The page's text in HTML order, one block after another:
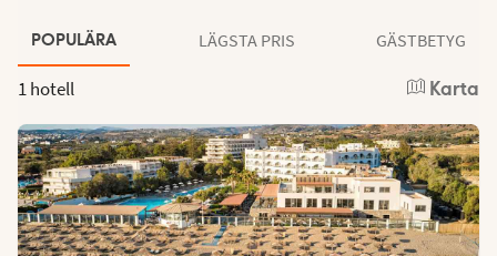
POPULÄRA LÄGSTA PRIS GÄSTBETYG
1 hotell Karta